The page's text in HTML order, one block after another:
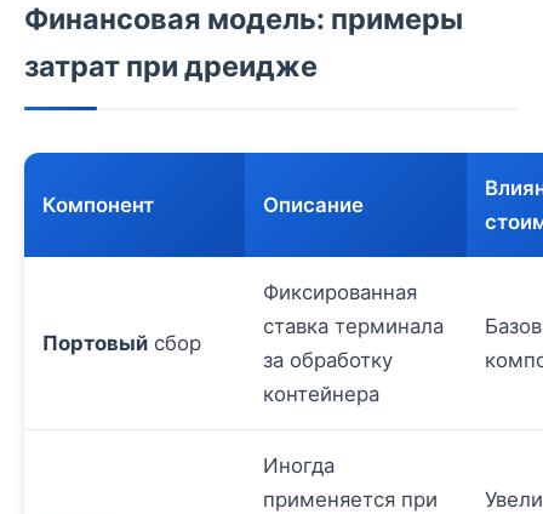
Финансовая модель: примеры
затрат при дреидже
Компонент Описание
Портовый сбор
Фиксированная
ставка терминала
за обработку
контейнера
Иногда
применяется при